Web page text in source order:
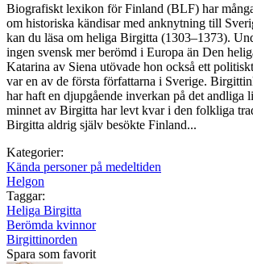
Biografiskt lexikon för Finland (BLF) har
om historiska kändisar med anknytning till
kan du läsa om heliga Birgitta (1303–1373).
ingen svensk mer berömd i Europa än Den
Katarina av Siena utövade hon också ett
var en av de första författarna i Sverige.
har haft en djupgående inverkan på det andliga
minnet av Birgitta har levt kvar i den folkliga
Birgitta aldrig själv besökte Finland...
Kategorier:
Kända personer på medeltiden
Helgon
Taggar:
Heliga Birgitta
Berömda kvinnor
Birgittinorden
Spara som favorit